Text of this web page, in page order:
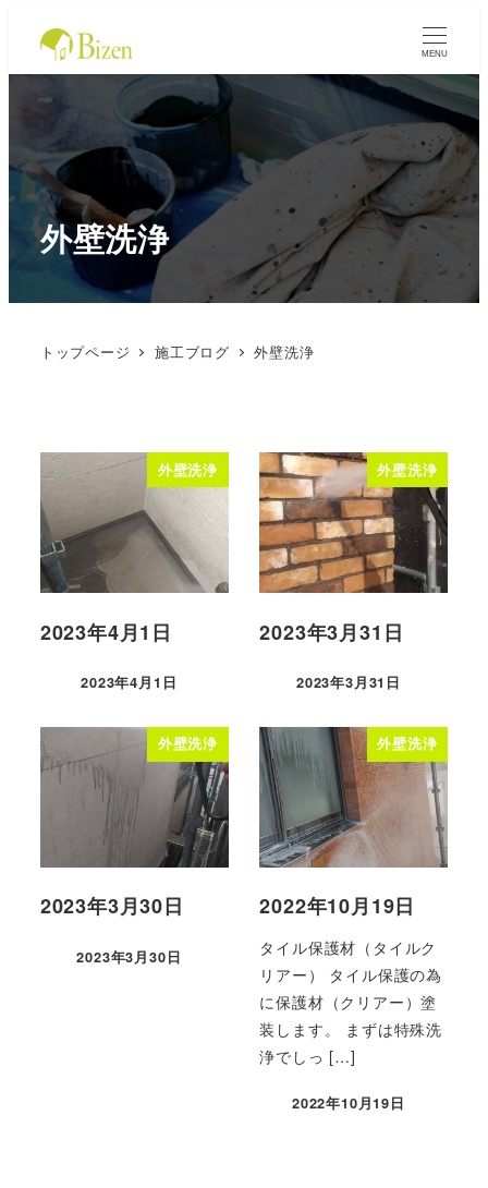
MENU
外壁洗浄
トップページ 施工ブログ 外壁洗浄
外壁洗浄
2023年4月1日
2023年4月1日
外壁洗浄
2023年3月31日
2023年3月31日
外壁洗浄
2023年3月30日
2023年3月30日
外壁洗浄
2022年10月19日
タイル保護材（タイルク
リアー） タイル保護の為
に保護材（クリアー）塗
装します。 まずは特殊洗
浄でしっ […]
2022年10月19日